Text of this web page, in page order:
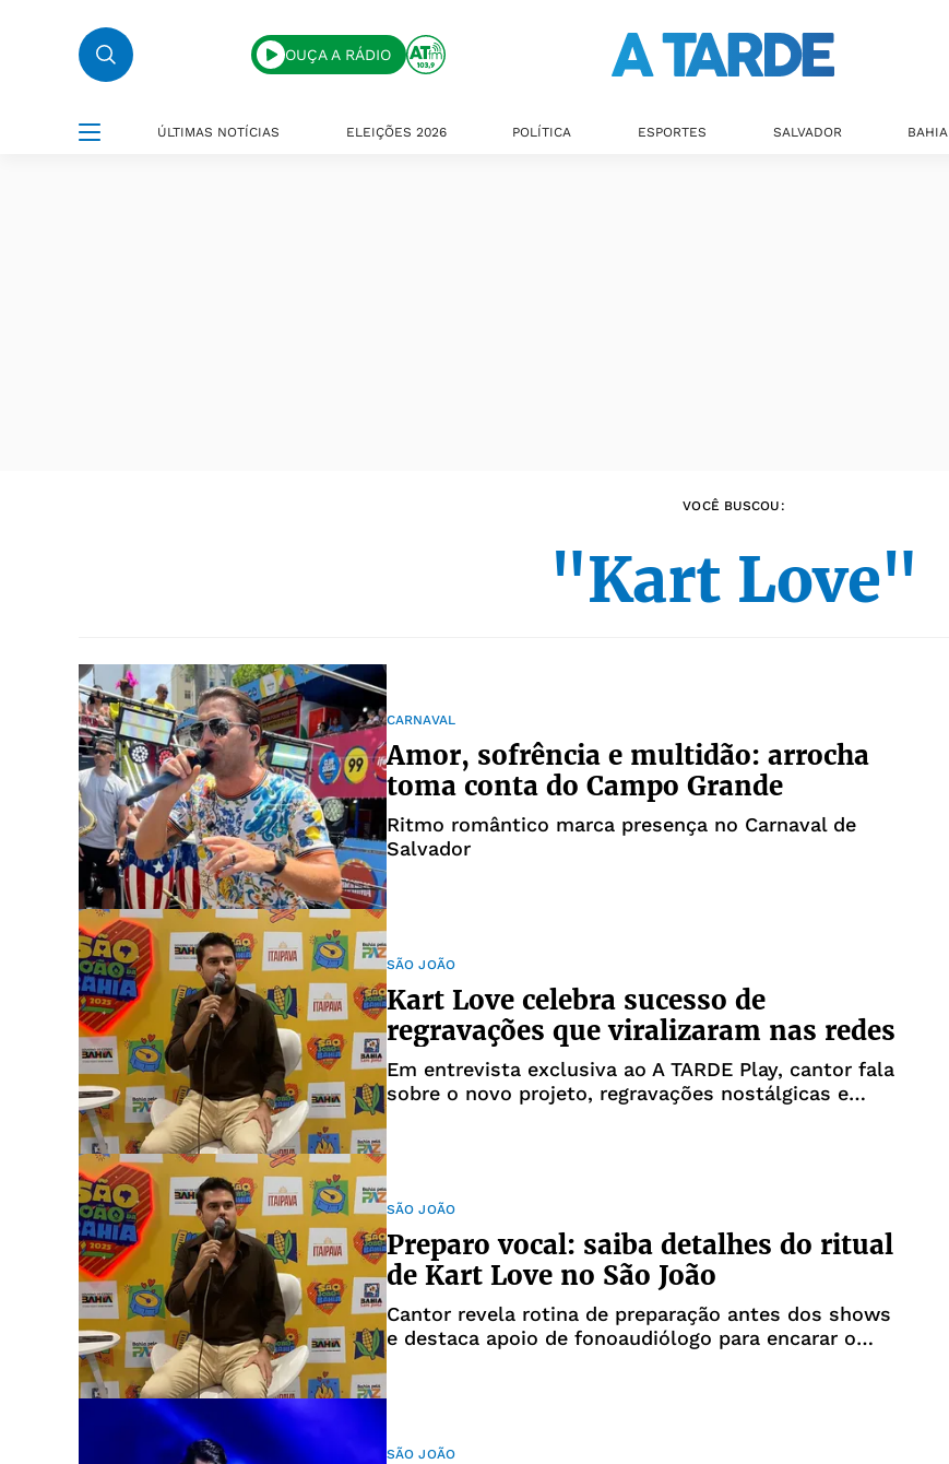
OUÇA A RÁDIO
ÚLTIMAS NOTÍCIAS ELEIÇÕES 2026 POLÍTICA ESPORTES SALVADOR BAHIA
VOCÊ BUSCOU:
"Kart Love"
CARNAVAL
Amor, sofrência e multidão: arrocha
toma conta do Campo Grande
Ritmo romântico marca presença no Carnaval de
Salvador
SÃO JOÃO
Kart Love celebra sucesso de
regravações que viralizaram nas redes
Em entrevista exclusiva ao A TARDE Play, cantor fala
sobre o novo projeto, regravações nostálgicas e
SÃO JOÃO
Preparo vocal: saiba detalhes do ritual
de Kart Love no São João
Cantor revela rotina de preparação antes dos shows
e destaca apoio de fonoaudiólogo para encarar o
SÃO JOÃO